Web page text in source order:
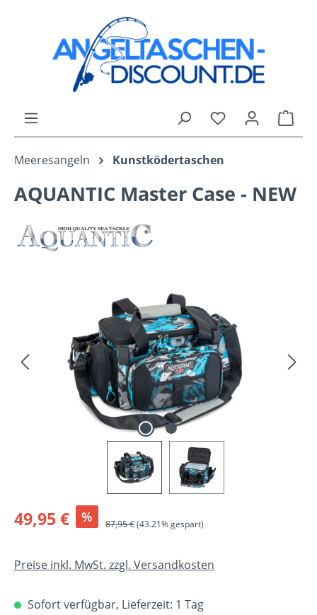
Zum Hauptinhalt springen
Du hast 0
Meeresangeln Kunstködertaschen
AQUANTIC Master Case - NEW
Verkaufspreis:
49,95 € % Regulärer Preis:
87,95 €(43.21% gespart)
Preise inkl. MwSt. zzgl. Versandkosten
Sofort verfügbar, Lieferzeit: 1 Tag